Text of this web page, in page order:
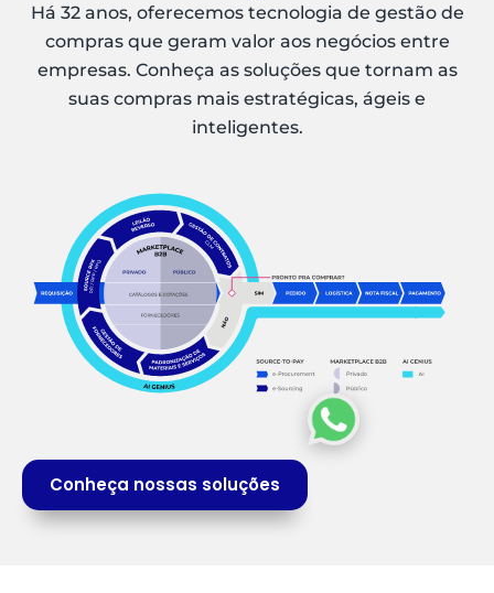
Há 32 anos, oferecemos tecnologia de gestão de
compras que geram valor aos negócios entre
empresas. Conheça as soluções que tornam as
suas compras mais estratégicas, ágeis e
inteligentes.
Conheça nossas soluções